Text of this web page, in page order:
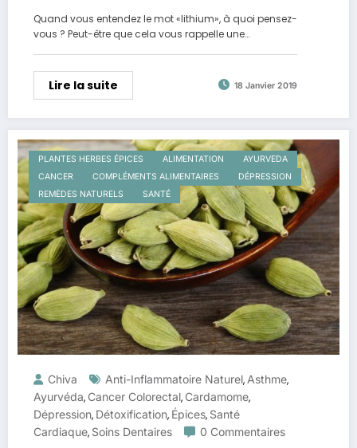
Quand vous entendez le mot «lithium», à quoi pensez-
vous ? Peut-être que cela vous rappelle une…
Lire la suite 18 Janvier 2019
PLANTES HERBES ÉPICES ALIMENTATION
AYURVEDA
CANCER
COMPLÉMENTS ALIMENTAIRES
DÉPRESSION
REMÈDES NATURELS
SANTÉ
Chiva Anti-Inflammatoire Naturel, Asthme,
Ayurvéda, Cancer Colorectal, Cardamome,
Dépression, Détoxification, Épices, Santé
Cardiaque, Soins Dentaires 0 Commentaires